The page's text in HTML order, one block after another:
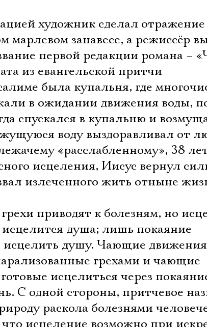
художник сделал
марлевом занавесе, а режиссёр
первой редакции романа –
из евангельской притчи
была купальня, где
в ожидании движения воды,
спускался в купальню и
воду выздоравливал от
«расслабленному», 38
исцеления, Иисус вернул
излеченного жить отныне
приводят к болезням, но
душа; лишь покаяние
исцелить душу. Чающие
грехами и чающие
исцелиться через
С одной стороны, притчевое
раскола болезнями
исцеление возможно при